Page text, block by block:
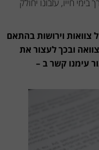
חייו, עזבונו יחולק
צוואות וירושות בהתאם
ובכך לעצור את
עימנו קשר ב –